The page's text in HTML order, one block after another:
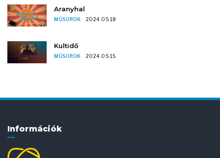
Aranyhal
MŰSOROK 2024.05.18
Kultidő
MŰSOROK 2024.05.15
Információk